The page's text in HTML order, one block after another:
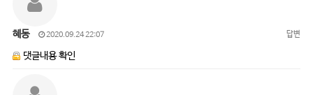
혜동 2020.09.24 22:07 답변
댓글내용 확인